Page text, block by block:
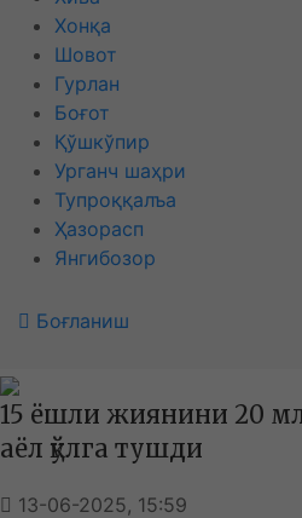
Хонқа
Шовот
Гурлан
Боғот
Қўшкўпир
Урганч шаҳри
Тупроққалъа
Ҳазорасп
Янгибозор
Боғланиш
15 ёшли жиянини 20
аёл қўлга тушди
13-06-2025, 15:59